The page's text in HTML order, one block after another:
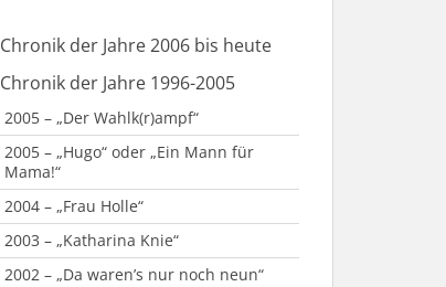
Chronik der Jahre 2006 bis heute
2019 – „Plötzlich und unerwartet“
2018 – “Taxi Taxi”
2015 – „Reloaded – Die
Weihnachtsgeschichte“
2015 – „Vier scharfe Richterinnen“
2014 – „Funny Money“
2013 – „Der Seelenbrecher“
Chronik der Jahre 1996-2005
2005 – „Der Wahlk(r)ampf“
2005 – „Hugo“ oder „Ein Mann für
Mama!“
2004 – „Frau Holle“
2003 – „Katharina Knie“
2002 – „Da waren’s nur noch neun“